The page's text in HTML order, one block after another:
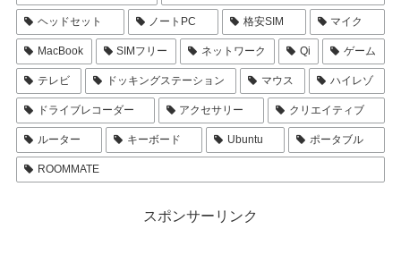
ヘッドセット ノートPC 格安SIM マイク
MacBook SIMフリー ネットワーク Qi ゲーム
テレビ ドッキングステーション マウス ハイレゾ
ドライブレコーダー アクセサリー クリエイティブ
ルーター キーボード Ubuntu ポータブル
ROOMMATE
スポンサーリンク